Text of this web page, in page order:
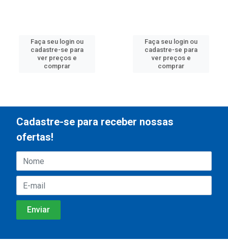
Faça seu login ou
cadastre-se para
ver preços e
comprar
Faça seu login ou
cadastre-se para
ver preços e
comprar
Cadastre-se para receber nossas
ofertas!